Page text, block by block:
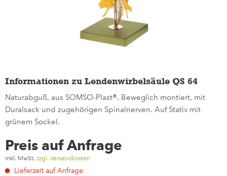
Informationen zu Lendenwirbelsäule QS 64
Naturabguß, aus SOMSO-Plast®. Beweglich montiert, mit
Duralsack und zugehörigen Spinalnerven. Auf Stativ mit
grünem Sockel.
Preis auf Anfrage
inkl. MwSt. zzgl. Versandkosten
Lieferzeit auf Anfrage